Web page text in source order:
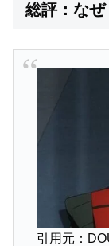
総評：な
引用元：